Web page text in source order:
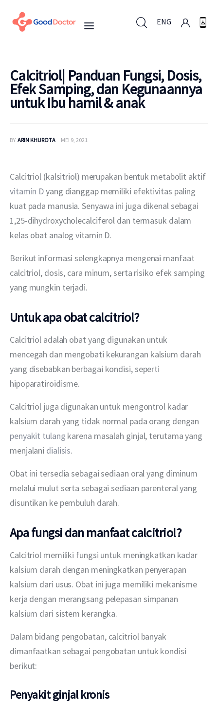
ENG
ENG
Untuk Bisnis
Berita
Layanan
Calcitriol| Panduan Fungsi, Dosis,
Efek Samping, dan Kegunaannya
untuk Ibu hamil & anak
BY ARIN KHUROTA MEI 9, 2021
Calcitriol (kalsitriol) merupakan bentuk metabolit aktif
vitamin D yang dianggap memiliki efektivitas paling
kuat pada manusia. Senyawa ini juga dikenal sebagai
1,25-dihydroxycholecalciferol dan termasuk dalam
kelas obat analog vitamin D.
Berikut informasi selengkapnya mengenai manfaat
calcitriol, dosis, cara minum, serta risiko efek samping
yang mungkin terjadi.
Untuk apa obat calcitriol?
Calcitriol adalah obat yang digunakan untuk
mencegah dan mengobati kekurangan kalsium darah
yang disebabkan berbagai kondisi, seperti
hipoparatiroidisme.
Calcitriol juga digunakan untuk mengontrol kadar
kalsium darah yang tidak normal pada orang dengan
penyakit tulang karena masalah ginjal, terutama yang
menjalani dialisis.
Obat ini tersedia sebagai sediaan oral yang diminum
melalui mulut serta sebagai sediaan parenteral yang
disuntikan ke pembuluh darah.
Apa fungsi dan manfaat calcitriol?
Calcitriol memiliki fungsi untuk meningkatkan kadar
kalsium darah dengan meningkatkan penyerapan
kalsium dari usus. Obat ini juga memiliki mekanisme
kerja dengan merangsang pelepasan simpanan
kalsium dari sistem kerangka.
Dalam bidang pengobatan, calcitriol banyak
dimanfaatkan sebagai pengobatan untuk kondisi
berikut:
Penyakit ginjal kronis